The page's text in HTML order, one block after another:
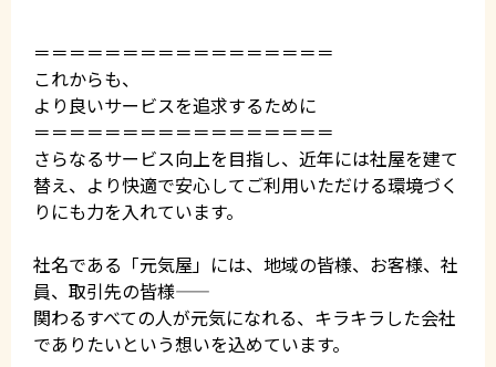
＝＝＝＝＝＝＝＝＝＝＝＝＝＝＝＝＝
これからも、
より良いサービスを追求するために
＝＝＝＝＝＝＝＝＝＝＝＝＝＝＝＝＝
さらなるサービス向上を目指し、近年には社屋を建て
替え、より快適で安心してご利用いただける環境づく
りにも力を入れています。
社名である「元気屋」には、地域の皆様、お客様、社
員、取引先の皆様——
関わるすべての人が元気になれる、キラキラした会社
でありたいという想いを込めています。